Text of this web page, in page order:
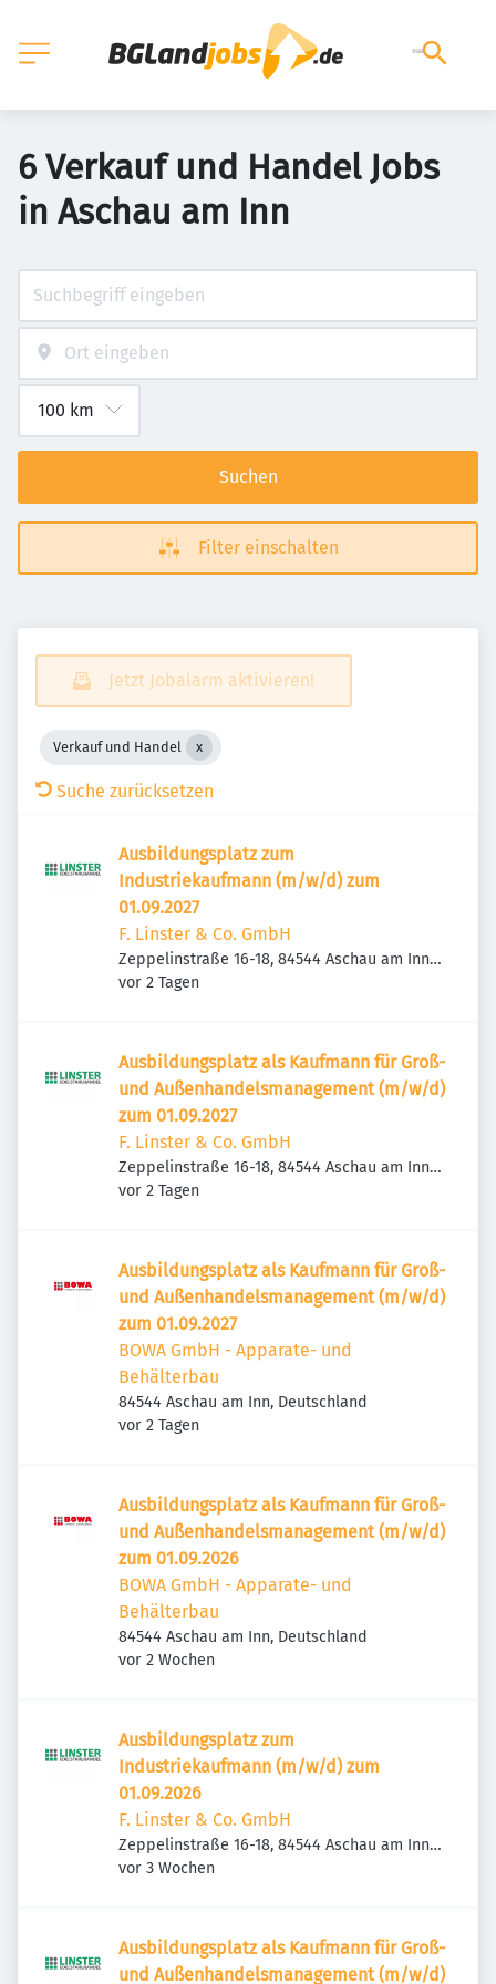
6 Verkauf und Handel Jobs
in Aschau am Inn
Suchen
Filter einschalten
Jetzt Jobalarm aktivieren!
Verkauf und Handel
Suche zurücksetzen
Ausbildungsplatz zum
Industriekaufmann (m/w/d) zum
01.09.2027
F. Linster & Co. GmbH
Zeppelinstraße 16-18, 84544 Aschau am Inn,
Deutschland
Veröffentlicht
vor 2 Tagen
Ausbildungsplatz als Kaufmann für Groß-
und Außenhandelsmanagement (m/w/d)
zum 01.09.2027
F. Linster & Co. GmbH
Zeppelinstraße 16-18, 84544 Aschau am Inn,
Deutschland
Veröffentlicht
vor 2 Tagen
Ausbildungsplatz als Kaufmann für Groß-
und Außenhandelsmanagement (m/w/d)
zum 01.09.2027
BOWA GmbH - Apparate- und
Behälterbau
84544 Aschau am Inn, Deutschland
Veröffentlicht
vor 2 Tagen
Ausbildungsplatz als Kaufmann für Groß-
und Außenhandelsmanagement (m/w/d)
zum 01.09.2026
BOWA GmbH - Apparate- und
Behälterbau
84544 Aschau am Inn, Deutschland
Veröffentlicht
vor 2 Wochen
Ausbildungsplatz zum
Industriekaufmann (m/w/d) zum
01.09.2026
F. Linster & Co. GmbH
Zeppelinstraße 16-18, 84544 Aschau am Inn,
Deutschland
Veröffentlicht
vor 3 Wochen
Ausbildungsplatz als Kaufmann für Groß-
und Außenhandelsmanagement (m/w/d)